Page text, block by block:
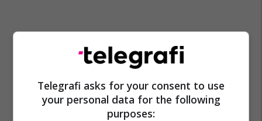
Telegrafi asks for your consent to use
your personal data for the following
purposes: